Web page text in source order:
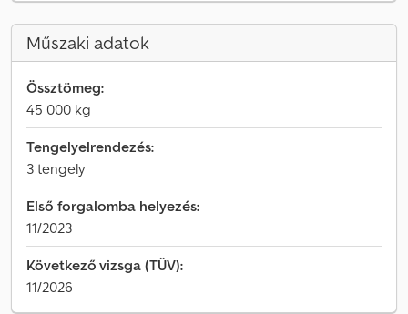
Műszaki adatok
Össztömeg:
45 000 kg
Tengelyelrendezés:
3 tengely
Első forgalomba helyezés:
11/2023
Következő vizsga (TÜV):
11/2026